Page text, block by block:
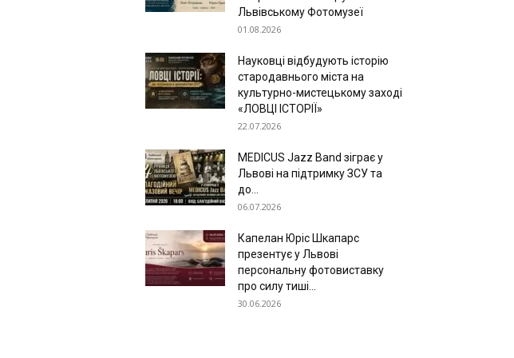
Львівському Фотомузеї
01.08.2026
Науковці відбудують історію
стародавнього міста на
культурно-мистецькому заході
«ЛОВЦІ ІСТОРІЇ»
22.07.2026
MEDICUS Jazz Band зіграє у
Львові на підтримку ЗСУ та
до...
06.07.2026
Капелан Юріс Шкапарс
презентує у Львові
персональну фотовиставку
про силу тиші...
30.06.2026